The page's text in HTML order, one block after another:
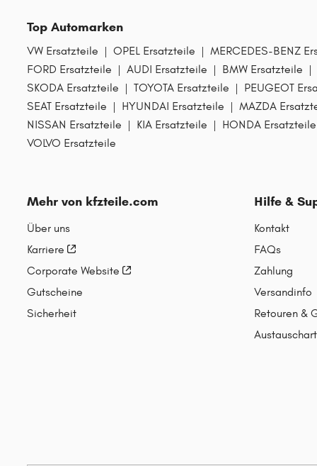
Top Automarken
VW Ersatzteile | OPEL Ersatzteile | MERCEDES-BENZ
FORD Ersatzteile | AUDI Ersatzteile | BMW Ersatzteile |
SKODA Ersatzteile | TOYOTA Ersatzteile | PEUGEOT
SEAT Ersatzteile | HYUNDAI Ersatzteile | MAZDA
NISSAN Ersatzteile | KIA Ersatzteile | HONDA Ersatzteile
VOLVO Ersatzteile
Mehr von kfzteile.com
Über uns
Karriere
Corporate Website
Gutscheine
Sicherheit
Hilfe &
Kontakt
FAQs
Zahlung
Versandinfo
Retouren &